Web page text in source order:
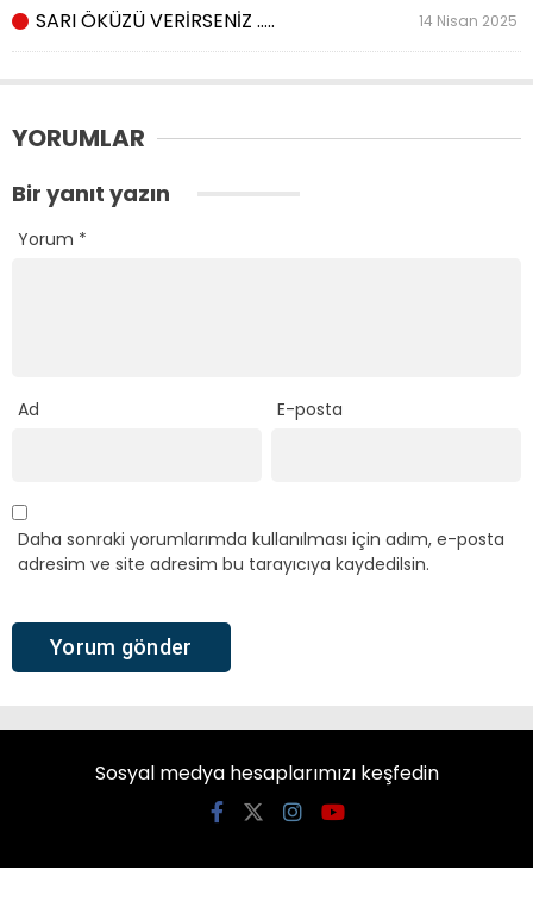
SARI ÖKÜZÜ VERİRSENİZ ….. 14 Nisan 2025
YORUMLAR
Bir yanıt yazın
Yorum *
Ad E-posta
Daha sonraki yorumlarımda kullanılması için adım, e-posta
adresim ve site adresim bu tarayıcıya kaydedilsin.
Sosyal medya hesaplarımızı keşfedin